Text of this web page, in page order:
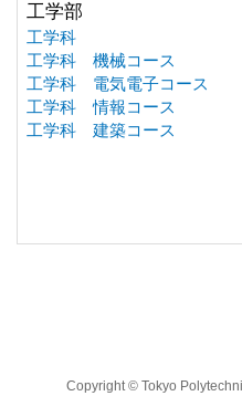
工学部
工学科
工学科 機械コース
工学科 電気電子コース
工学科 情報コース
工学科 建築コース
Copyright © Tokyo